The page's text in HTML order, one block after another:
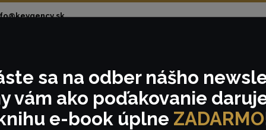
Realizácie Tématické eventy
sa na odber nášho
vám ako poďakovanie
e-book úplne ZADARMO